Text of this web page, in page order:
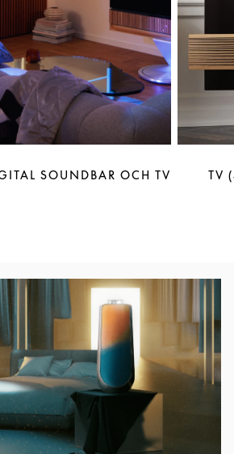
SOUNDBAR OCH TV TV